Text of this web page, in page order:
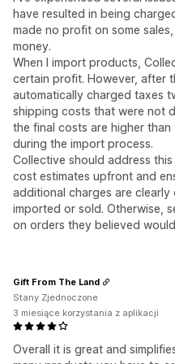
have resulted in being
made no profit on some
money.
When I import products,
certain profit. However, after
automatically charged taxes
shipping costs that were not
the final costs are higher
during the import process.
Collective should address
cost estimates upfront and
additional charges are
imported or sold. Otherwise,
on orders they believed
Overall it is great and
Gift From The Land
Stany Zjednoczone
3 miesiące korzystania z aplikacji